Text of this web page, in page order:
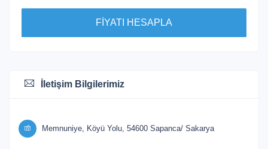
FİYATI HESAPLA
İletişim Bilgilerimiz
Memnuniye, Köyü Yolu, 54600 Sapanca/ Sakarya